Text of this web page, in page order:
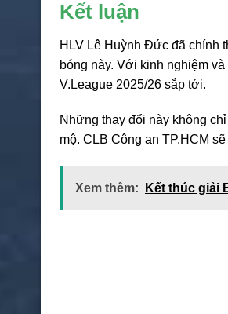
Kết luận
HLV Lê Huỳnh Đức đã chính
bóng này. Với kinh nghiệm
V.League 2025/26 sắp tới.
Những thay đổi này không
mộ. CLB Công an TP.HCM
Xem thêm: Kết thúc giải